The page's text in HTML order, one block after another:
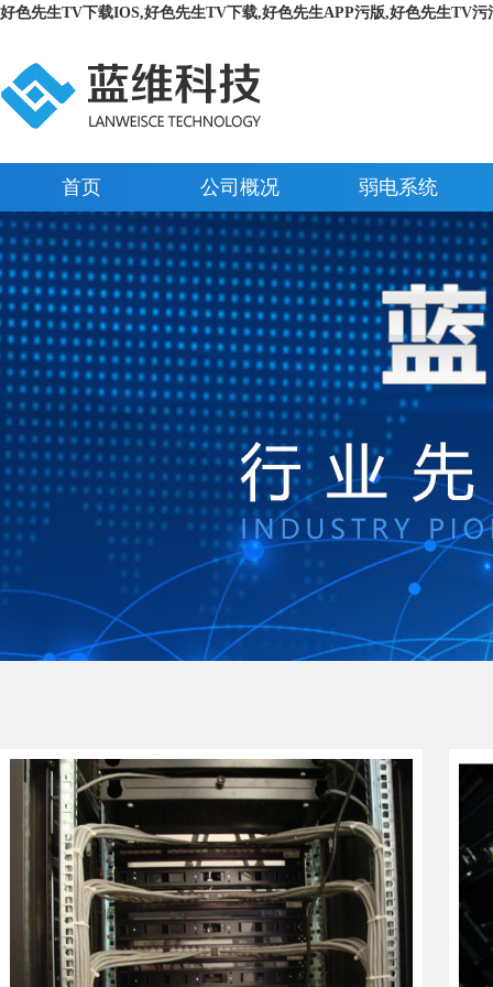
好色先生TV下载IOS,好色先生TV下载,好色先生APP污版,好色先生TV污
首页 公司概况 弱电系统